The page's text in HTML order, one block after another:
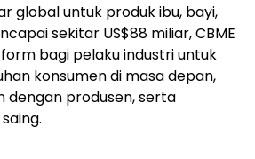
global untuk produk ibu, bayi,
sekitar US$88 miliar, CBME
bagi pelaku industri untuk
konsumen di masa depan,
dengan produsen, serta